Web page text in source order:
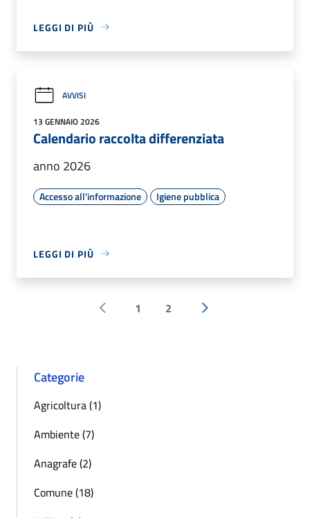
LEGGI DI PIÙ
AVVISI
13 GENNAIO 2026
Calendario raccolta differenziata
anno 2026
Accesso all'informazione Igiene pubblica
LEGGI DI PIÙ
Pagina precedente
1 2 Successiva »
Categorie
Agricoltura (1)
Ambiente (7)
Anagrafe (2)
Comune (18)